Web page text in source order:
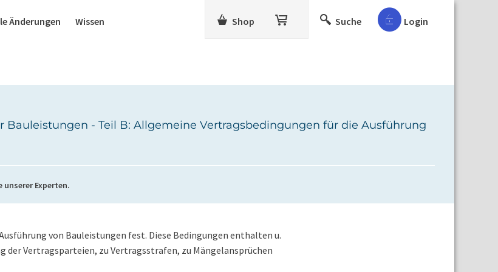
Änderungen Wissen Shop Suche Login
Bauleistungen - Teil B: Allgemeine Vertragsbedingungen für die Ausführung
Experten.
von Bauleistungen fest. Diese Bedingungen enthalten u.
der Vertragsparteien, zu Vertragsstrafen, zu Mängelansprüchen